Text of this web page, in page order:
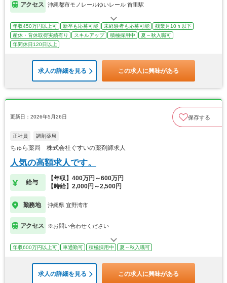
アクセス 沖縄都市モノレールゆいレール 首里駅
年収450万円以上可 新卒も応募可能 未経験者も応募可能
残業月10ｈ以下
産休・育休取得実績有り
スキルアップ 積極採用中
夏～秋入職可
年間休日120日以上
求人の詳細を見る この求人に興味がある
更新日：2026年5月26日 保存する
正社員 調剤薬局
ちゅら薬局 株式会社ぐすいの薬剤師求人
人気の高額求人です。
給与
【年収】400万円～600万円
【時給】2,000円～2,500円
勤務地 沖縄県 宜野湾市
アクセス ※お問い合わせください
年収600万円以上可 車通勤可 積極採用中 夏～秋入職可
求人の詳細を見る この求人に興味がある